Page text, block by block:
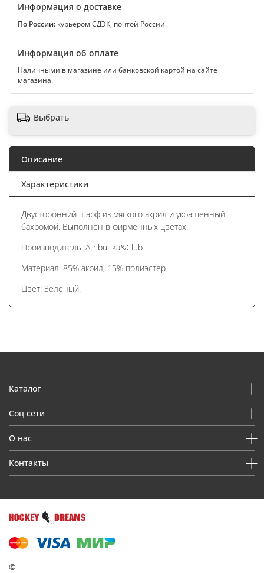
Информация о доставке
По России: курьером СДЭК, почтой России.
Информация об оплате
Наличными в магазине или банковской картой на сайте
магазина.
Выбрать
Описание
Характеристики
Двусторонний шарф из мягкого акрил и украшенный
бахромой. Выполнен в фирменных цветах.
Производитель: Atributika&Club
Материал: 85% акрил, 15% полиэстер
Цвет: Зеленый.
Каталог
Соц сети
О нас
Контакты
©